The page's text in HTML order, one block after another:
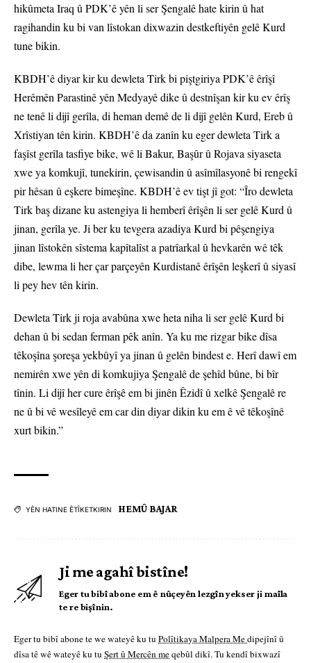
hikûmeta Iraq û PDK’ê yên li ser Şengalê hate kirin û hat
ragihandin ku bi van lîstokan dixwazin destkeftiyên gelê Kurd
tune bikin.
KBDH’ê diyar kir ku dewleta Tirk bi piştgiriya PDK’ê êrîşî
Herêmên Parastinê yên Medyayê dike û destnîşan kir ku ev êrîş
ne tenê li dijî gerîla, di heman demê de li dijî gelên Kurd, Ereb û
Xrîstiyan tên kirin. KBDH’ê da zanîn ku eger dewleta Tirk a
faşîst gerîla tasfiye bike, wê li Bakur, Başûr û Rojava siyaseta
xwe ya komkujî, tunekirin, çewisandin û asîmîlasyonê bi rengekî
pir hêsan û eşkere bimeşîne. KBDH’ê ev tişt jî got: “Îro dewleta
Tirk baş dizane ku astengiya li hemberî êrîşên li ser gelê Kurd û
jinan, gerîla ye. Ji ber ku tevgera azadiya Kurd bi pêşengiya
jinan lîstokên sîstema kapîtalîst a patrîarkal û hevkarên wê têk
dibe, lewma li her çar parçeyên Kurdistanê êrîşên leşkerî û siyasî
li pey hev tên kirin.
Dewleta Tirk ji roja avabûna xwe heta niha li ser gelê Kurd bi
dehan û bi sedan ferman pêk anîn. Ya ku me rizgar bike dîsa
têkoşîna şoreşa yekbûyî ya jinan û gelên bindest e. Herî dawî em
nemirên xwe yên di komkujiya Şengalê de şehîd bûne, bi bîr
tînin. Li dijî her cure êrîşê em bi jinên Êzidî û xelkê Şengalê re
ne û bi vê wesîleyê em car din diyar dikin ku em ê vê têkoşînê
xurt bikin.”
YÊN HATINE ÊTÎKETKIRIN HEMÛ BAJAR
Ji me agahî bistîne!
Eger tu bibî abone em ê nûçeyên lezgîn yekser ji maîla
te re bişînin.
Eger tu bibî abone te we wateyê ku tu Polîtikaya Malpera Medipejînî û
dîsa tê wê wateyê ku tu Şert û Mercên meqebûl dikî. Tu kendî bixwazî